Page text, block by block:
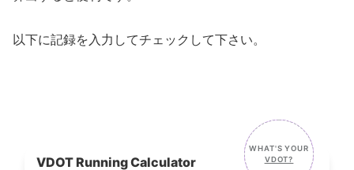
以下に記録を入力してチェックして下さい。